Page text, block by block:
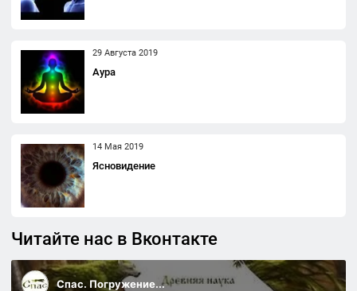
29 Августа 2019
Аура
14 Мая 2019
Ясновидение
Читайте нас в Вконтакте
Спас. Погружение...